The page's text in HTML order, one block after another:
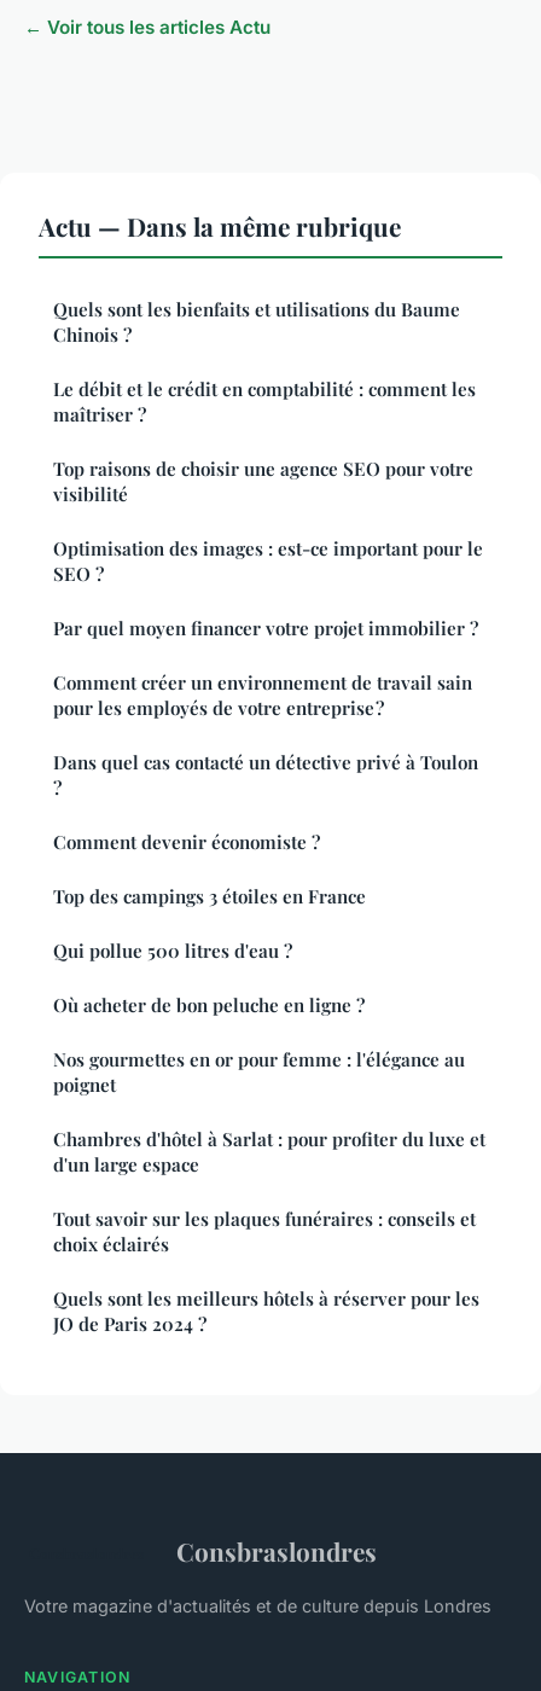
← Voir tous les articles Actu
Actu — Dans la même rubrique
Quels sont les bienfaits et utilisations du Baume
Chinois ?
Le débit et le crédit en comptabilité : comment les
maîtriser ?
Top raisons de choisir une agence SEO pour votre
visibilité
Optimisation des images : est-ce important pour le
SEO ?
Par quel moyen financer votre projet immobilier ?
Comment créer un environnement de travail sain
pour les employés de votre entreprise ?
Dans quel cas contacté un détective privé à Toulon
?
Comment devenir économiste ?
Top des campings 3 étoiles en France
Qui pollue 500 litres d'eau ?
Où acheter de bon peluche en ligne ?
Nos gourmettes en or pour femme : l'élégance au
poignet
Chambres d'hôtel à Sarlat : pour profiter du luxe et
d'un large espace
Tout savoir sur les plaques funéraires : conseils et
choix éclairés
Quels sont les meilleurs hôtels à réserver pour les
JO de Paris 2024 ?
Consbraslondres
Votre magazine d'actualités et de culture depuis Londres
NAVIGATION